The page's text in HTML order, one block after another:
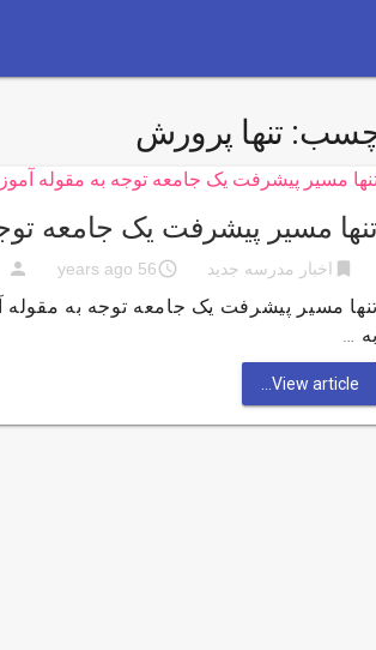
تنها پرورش
تنها مسیر پیشرفت یک جامعه
bookmark اخبار مدرسه جدید access_time
56 years ago
person
تنها مسیر پیشرفت یک جامعه توجه به
به …
View article...